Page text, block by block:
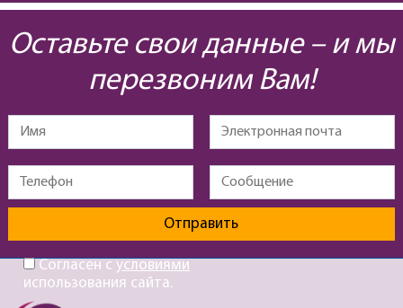
Оставьте свои данные – и мы
перезвоним Вам!
Согласен с условиями
использования сайта.